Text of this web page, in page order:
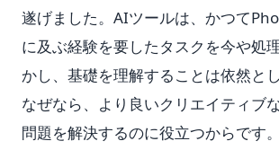
遂げました。AIツールは、かつて
に及ぶ経験を要したタスクを今や処
かし、基礎を理解することは依然と
なぜなら、より良いクリエイティブ
問題を解決するのに役立つからです